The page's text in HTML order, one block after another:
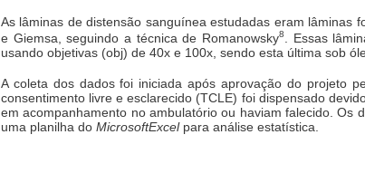
As lâminas de distensão sanguínea estudadas eram lâminas
e Giemsa, seguindo a técnica de Romanowsky8
. Essas
usando objetivas (obj) de 40x e 100x, sendo esta última sob
A coleta dos dados foi iniciada após aprovação do projeto
consentimento livre e esclarecido (TCLE) foi dispensado
em acompanhamento no ambulatório ou haviam falecido. Os
uma planilha do MicrosoftExcelpara análise estatística.